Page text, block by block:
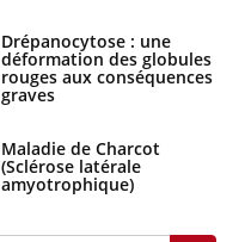
Drépanocytose : une
déformation des globules
rouges aux conséquences
graves
Maladie de Charcot
(Sclérose latérale
amyotrophique)